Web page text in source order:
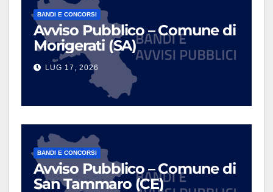
BANDI E CONCORSI
Avviso Pubblico – Comune di
Morigerati (SA)
LUG 17, 2026
BANDI E CONCORSI
Avviso Pubblico – Comune di
San Tammaro (CE)